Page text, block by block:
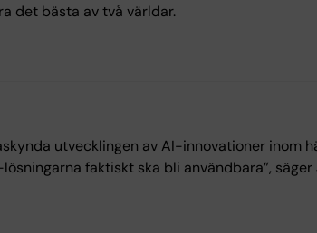
det bästa av två världar.
utvecklingen av AI-innovationer inom
faktiskt ska bli användbara”, säger